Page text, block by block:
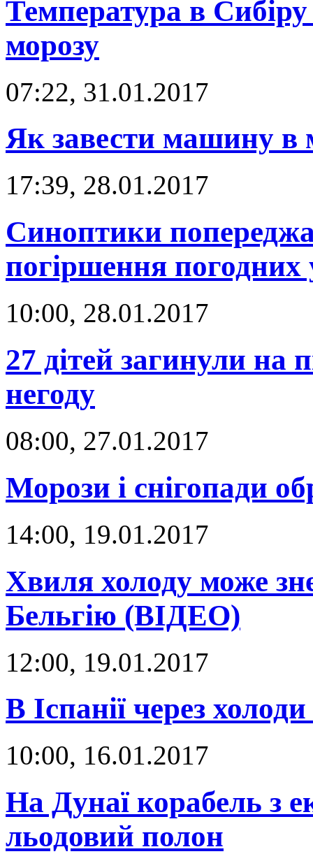
Температура в Сибіру
морозу
07:22, 31.01.2017
Як завести машину в
17:39, 28.01.2017
Синоптики
погіршення погодних
10:00, 28.01.2017
27 дітей загинули на
негоду
08:00, 27.01.2017
Морози і снігопади
14:00, 19.01.2017
Хвиля холоду може
Бельгію (ВІДЕО)
12:00, 19.01.2017
В Іспанії через
10:00, 16.01.2017
На Дунаї корабель з
льодовий полон